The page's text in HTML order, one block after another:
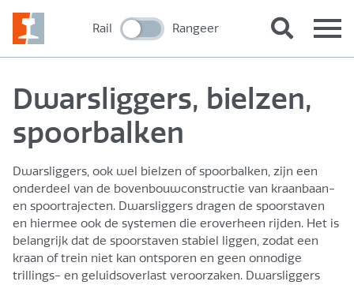
Rail Rangeer
Dwarsliggers, bielzen,
spoorbalken
Dwarsliggers, ook wel bielzen of spoorbalken, zijn een
onderdeel van de bovenbouwconstructie van kraanbaan-
en spoortrajecten. Dwarsliggers dragen de spoorstaven
en hiermee ook de systemen die eroverheen rijden. Het is
belangrijk dat de spoorstaven stabiel liggen, zodat een
kraan of trein niet kan ontsporen en geen onnodige
trillings- en geluidsoverlast veroorzaken. Dwarsliggers